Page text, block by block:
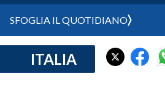
CRONACA SARDEGNA
SFOGLIA IL QUOTIDIANO
ITALIA